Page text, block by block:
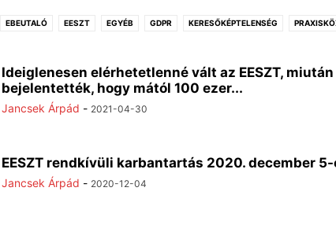
EBEUTALÓ EESZT EGYÉB GDPR KERESŐKÉPTELENSÉG
Ideiglenesen elérhetetlenné vált az EESZT, miután
bejelentették, hogy mától 100 ezer...
Jancsek Árpád - 2021-04-30
EESZT rendkívüli karbantartás 2020. december
Jancsek Árpád - 2020-12-04